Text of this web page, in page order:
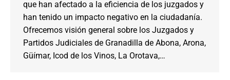
que han afectado a la eficiencia de los juzgados y
han tenido un impacto negativo en la ciudadanía.
Ofrecemos visión general sobre los Juzgados y
Partidos Judiciales de Granadilla de Abona, Arona,
Güímar, Icod de los Vinos, La Orotava,…